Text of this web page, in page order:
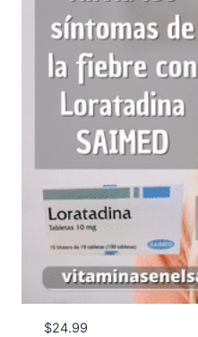
$24.99